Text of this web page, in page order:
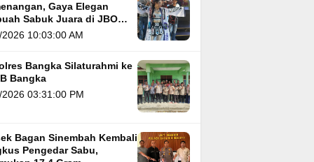
Gaya Elegan
Sabuk Juara di JBO
10:03:00 AM
Bangka Silaturahmi ke
Bangka
03:31:00 PM
Bagan Sinembah Kembali
Pengedar Sabu,